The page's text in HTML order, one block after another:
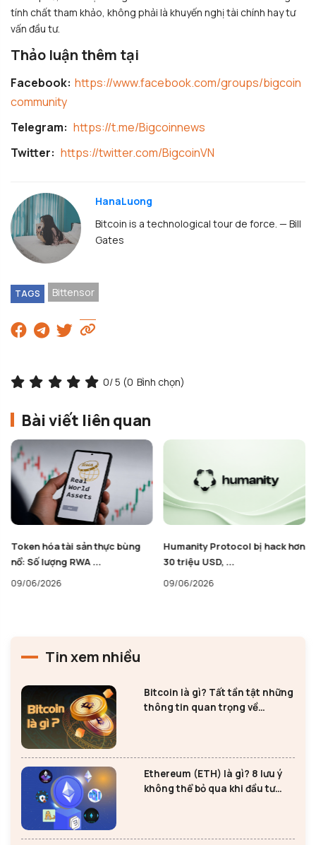
tính chất tham khảo, không phải là khuyến nghị tài chính hay tư
vấn đầu tư.
Thảo luận thêm tại
Facebook: https://www.facebook.com/groups/bigcoin
community
Telegram: https://t.me/Bigcoinnews
Twitter: https://twitter.com/BigcoinVN
HanaLuong
Bitcoin is a technological tour de force. — Bill
Gates
TAGS Bittensor
0/ 5 (0 Bình chọn)
Bài viết liên quan
Humanity Protocol bị hack hơn
30 triệu USD, ...
09/06/2026
HTX của Justin Sun gỡ bỏ
Stablecoin USD1 của ...
08/06/2026
Tin xem nhiều
Bitcoin là gì? Tất tần tật những
thông tin quan trọng về
Ethereum (ETH) là gì? 8 lưu ý
không thể bỏ qua khi đầu tư